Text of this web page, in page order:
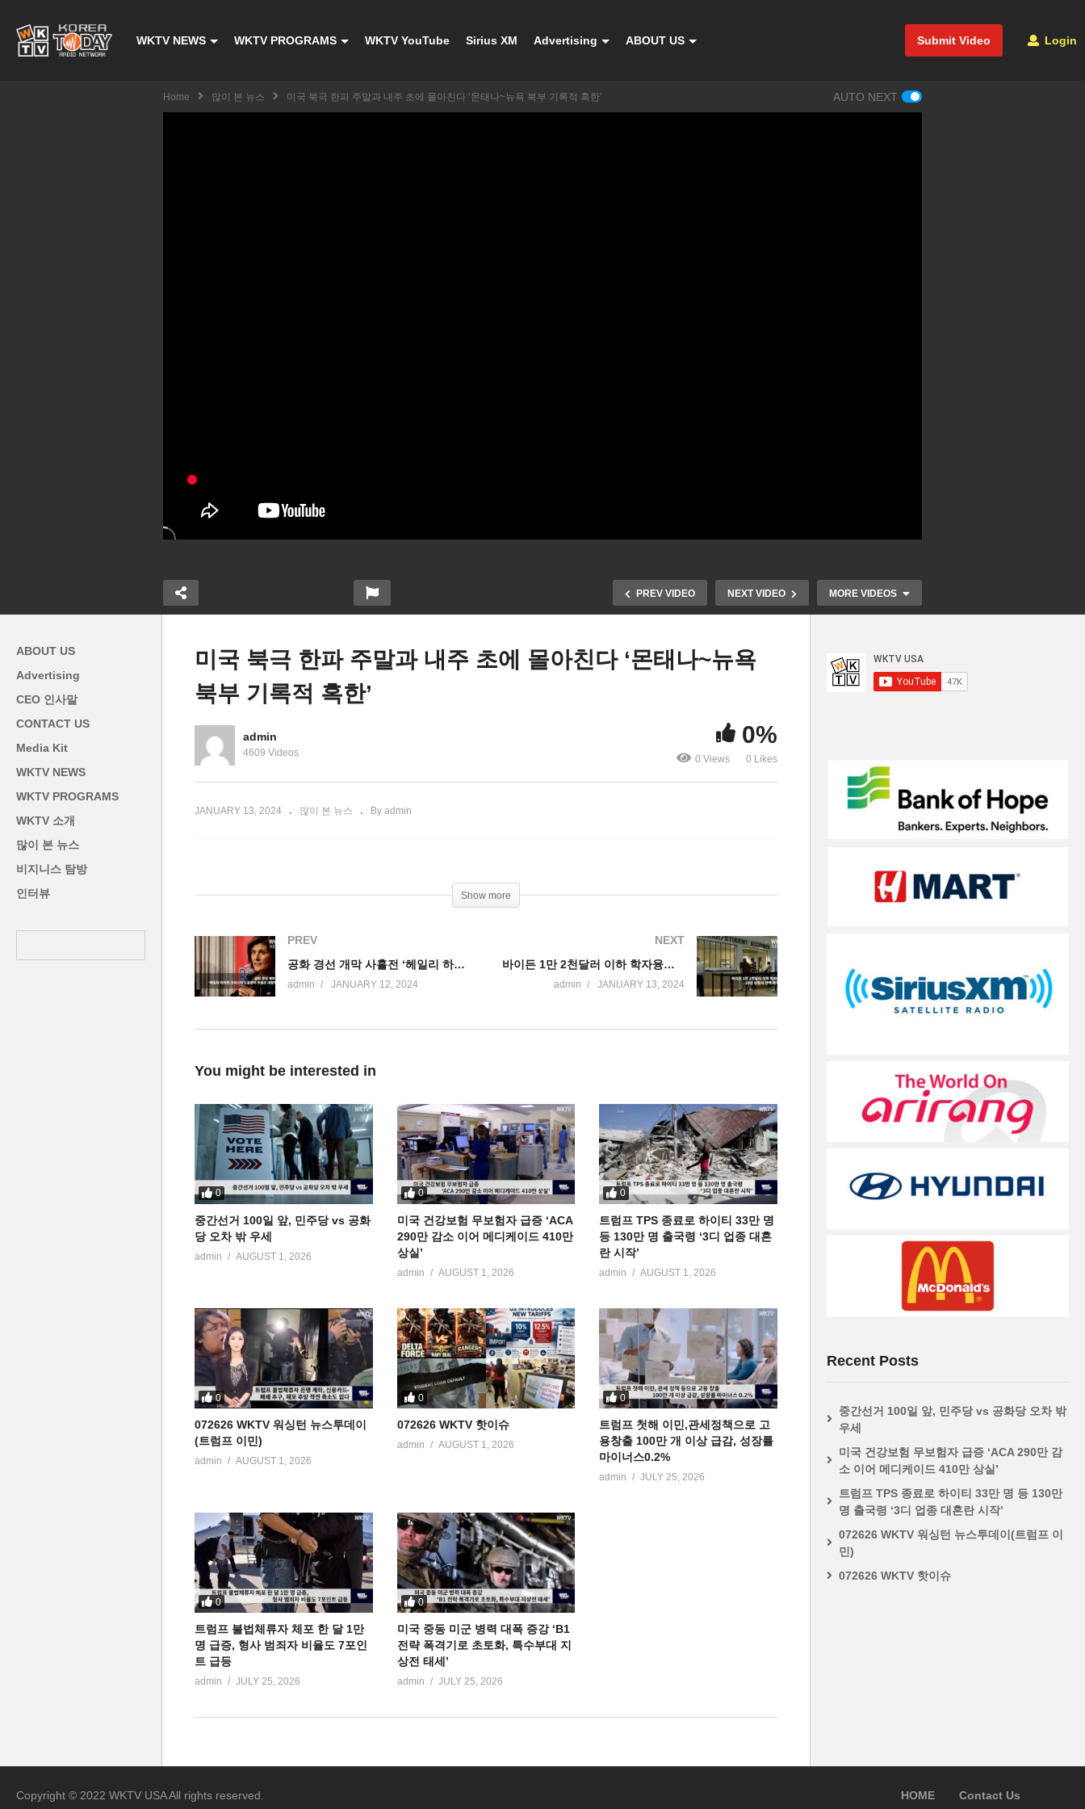
Submit Video Login
WKTV NEWS WKTV PROGRAMS WKTV YouTube Sirius XM Advertising ABOUT US
Home 많이 본 뉴스 미국 북극 한파 주말과 내주 초에 몰아친다 ‘몬태나~뉴욕 북부 기록적 혹한’ AUTO NEXT
PREV VIDEO NEXT VIDEO MORE VIDEOS
뜨거운 부동
미국 주택시장 기지개 펴나 ‘모
공화 경선 개막 사흘전 ‘헤일리
ABOUT US
Advertising
CEO 인사말
CONTACT US
Media Kit
WKTV NEWS
WKTV PROGRAMS
WKTV 소개
많이 본 뉴스
비지니스 탐방
인터뷰
미국 북극 한파 주말과 내주 초에 몰아친다 ‘몬태나~뉴욕
북부 기록적 혹한’
admin
4609 Videos
0%
0 Views 0 Likes
JANUARY 13, 2024 많이 본 뉴스 By admin
Show more
PREV
공화 경선 개막 사흘전 ‘헤일리 하차한 크리스티 도움받아 트럼프 대항마 되나’
admin JANUARY 12, 2024
NEXT
바이든 1만 2천달러 이하 학자융자금 10년 상환시 잔액 즉각 탕감
admin JANUARY 13, 2024
You might be interested in
0
중간선거 100일 앞, 민주당 vs 공화
당 오차 밖 우세
admin AUGUST 1, 2026
0
미국 건강보험 무보험자 급증 ‘ACA
290만 감소 이어 메디케이드 410만
상실’
admin AUGUST 1, 2026
0
트럼프 TPS 종료로 하이티 33만 명
등 130만 명 출국령 ‘3디 업종 대혼
란 시작’
admin AUGUST 1, 2026
0
072626 WKTV 워싱턴 뉴스투데이
(트럼프 이민)
admin AUGUST 1, 2026
0
072626 WKTV 핫이슈
admin AUGUST 1, 2026
0
트럼프 첫해 이민,관세정책으로 고
용창출 100만 개 이상 급감, 성장률
마이너스0.2%
admin JULY 25, 2026
0
트럼프 불법체류자 체포 한 달 1만
명 급증, 형사 범죄자 비율도 7포인
트 급등
admin JULY 25, 2026
0
미국 중동 미군 병력 대폭 증강 ‘B1
전략 폭격기로 초토화, 특수부대 지
상전 태세’
admin JULY 25, 2026
Recent Posts
중간선거 100일 앞, 민주당 vs 공화당 오차 밖
우세
미국 건강보험 무보험자 급증 ‘ACA 290만 감
소 이어 메디케이드 410만 상실’
트럼프 TPS 종료로 하이티 33만 명 등 130만
명 출국령 ‘3디 업종 대혼란 시작’
072626 WKTV 워싱턴 뉴스투데이(트럼프 이
민)
072626 WKTV 핫이슈
Copyright © 2022 WKTV USA All rights reserved. HOME Contact Us